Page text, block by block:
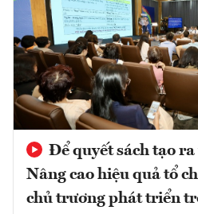
Để quyết sách tạo
Nâng cao hiệu quả tổ
chủ trương phát triển